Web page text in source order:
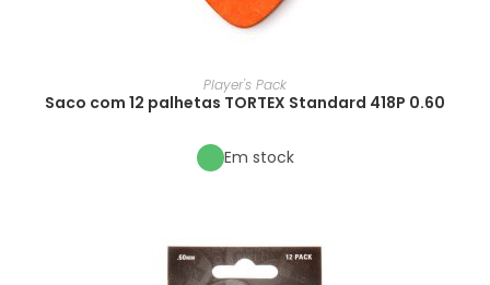
Player's Pack
Saco com 12 palhetas TORTEX Standard 418P 0.60
Em stock